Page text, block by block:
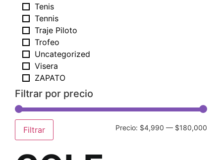
Tenis
Tennis
Traje Piloto
Trofeo
Uncategorized
Visera
ZAPATO
Filtrar por precio
Filtrar Precio: $4,990 — $180,000